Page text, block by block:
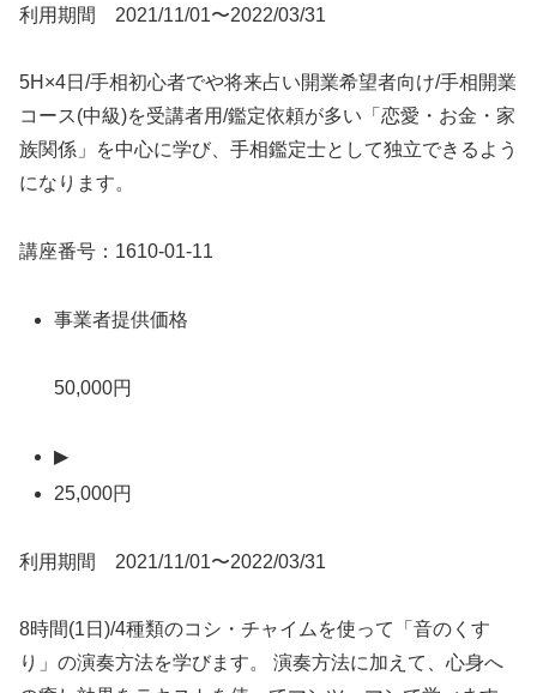
利用期間 2021/11/01〜2022/03/31
5H×4日/手相初心者でや将来占い開業希望者向け/手相開業
コース(中級)を受講者用/鑑定依頼が多い「恋愛・お金・家
族関係」を中心に学び、手相鑑定士として独立できるよう
になります。
講座番号：1610-01-11
事業者提供価格
50,000円
▶
25,000円
利用期間 2021/11/01〜2022/03/31
8時間(1日)/4種類のコシ・チャイムを使って「音のくす
り」の演奏方法を学びます。 演奏方法に加えて、心身へ